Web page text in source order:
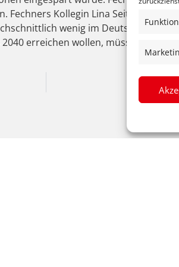
Kollegin Lina Seitzl verwies
wenig im
erreichen wollen, müssen wir